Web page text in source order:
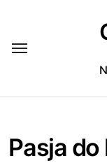
Pasja